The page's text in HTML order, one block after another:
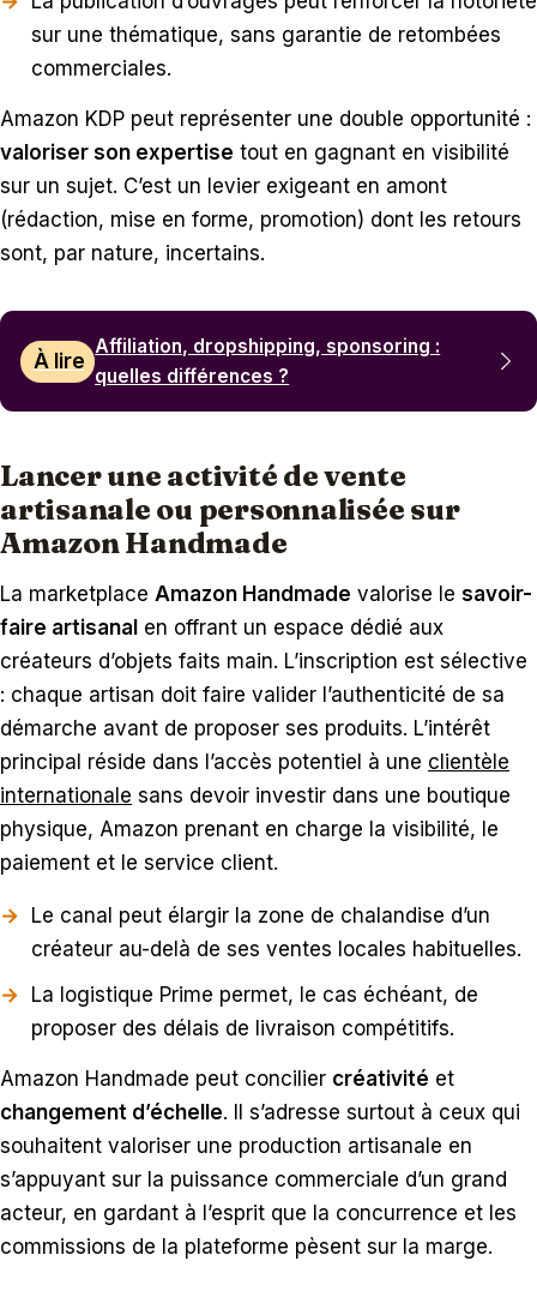
sur une thématique, sans garantie de retombées
commerciales.
Amazon KDP peut représenter une double opportunité :
valoriser son expertise tout en gagnant en visibilité
sur un sujet. C’est un levier exigeant en amont
(rédaction, mise en forme, promotion) dont les retours
sont, par nature, incertains.
À lire
Affiliation, dropshipping, sponsoring :
quelles différences ?
Lancer une activité de vente
artisanale ou personnalisée sur
Amazon Handmade
La marketplace Amazon Handmade valorise le savoir-
faire artisanal en offrant un espace dédié aux
créateurs d’objets faits main. L’inscription est sélective
: chaque artisan doit faire valider l’authenticité de sa
démarche avant de proposer ses produits. L’intérêt
principal réside dans l’accès potentiel à une clientèle
internationale sans devoir investir dans une boutique
physique, Amazon prenant en charge la visibilité, le
paiement et le service client.
Le canal peut élargir la zone de chalandise d’un
créateur au-delà de ses ventes locales habituelles.
La logistique Prime permet, le cas échéant, de
proposer des délais de livraison compétitifs.
Amazon Handmade peut concilier créativité et
changement d’échelle. Il s’adresse surtout à ceux qui
souhaitent valoriser une production artisanale en
s’appuyant sur la puissance commerciale d’un grand
acteur, en gardant à l’esprit que la concurrence et les
commissions de la plateforme pèsent sur la marge.